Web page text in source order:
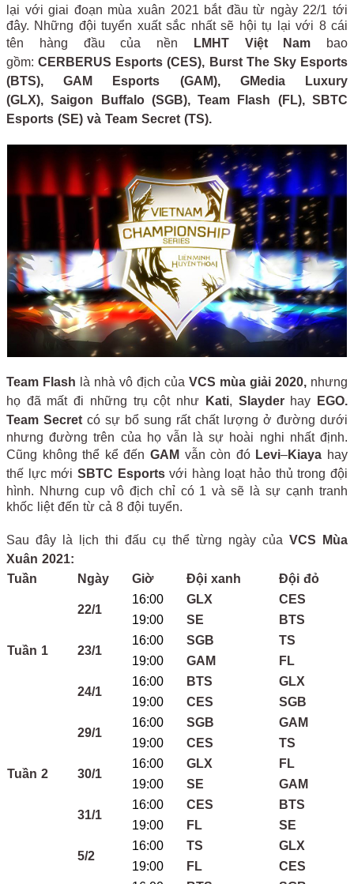
lại với giai đoạn mùa xuân 2021 bắt đầu từ ngày 22/1 tới
đây. Những đội tuyển xuất sắc nhất sẽ hội tụ lại với 8 cái
tên hàng đầu của nền
LMHT Việt Nam
bao
gồm:CERBERUS Esports (CES), Burst The Sky Esports
(BTS), GAM Esports (GAM), GMedia Luxury
(GLX),Saigon Buffalo (SGB),Team Flash (FL),SBTC
Esports (SE) và Team Secret (TS).
Team Flash là nhà vô địch của VCS mùa giải 2020, nhưng
họ đã mất đi những trụ cột như
Kati, Slayderhay
EGO.
Team Secret có sự bổ sung rất chất lượng ở đường dưới
nhưng đường trên của họ vẫn là sự hoài nghi nhất định.
Cũng không thể kể đến GAM vẫn còn đó Levi–Kiaya hay
thế lực mới SBTC Esportsvới hàng loạt hảo thủ trong đội
hình. Nhưng cup vô địch chỉ có 1 và sẽ là sự cạnh tranh
khốc liệt đến từ cả 8 đội tuyển.
Sau đây là lịch thi đấu cụ thể từng ngày của VCS Mùa
Xuân 2021:
Tuần
Ngày Giờ Đội xanh Đội đỏ
Tuần 1
22/1
16:00 GLX
CES
19:00
SE BTS
23/1
16:00 SGB
TS
19:00
GAM FL
24/1
16:00 BTS
GLX
19:00
CES SGB
Tuần 2
29/1
16:00 SGB
GAM
19:00
CES TS
30/1
16:00 GLX
FL
19:00
SE GAM
31/1
16:00 CES
BTS
19:00
FL SE
5/2
16:00 TS
GLX
19:00
FL
CES